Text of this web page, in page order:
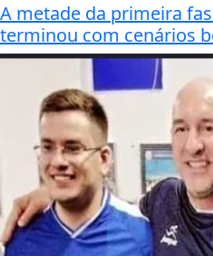
A metade da primeira
terminou com cenários